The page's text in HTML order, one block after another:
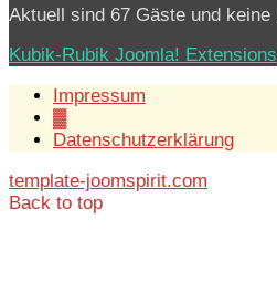
Aktuell sind 67 Gäste und keine
Kubik-Rubik Joomla! Extensions
Impressum
▓
Datenschutzerklärung
template-joomspirit.com
Back to top